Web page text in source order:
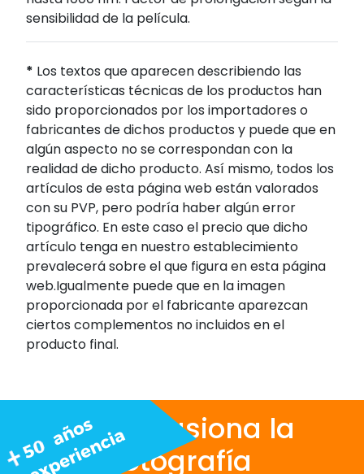
sensibilidad de la película.
* Los textos que aparecen describiendo las
características técnicas de los productos han
sido proporcionados por los importadores o
fabricantes de dichos productos y puede que en
algún aspecto no se correspondan con la
realidad de dicho producto. Así mismo, todos los
artículos de esta página web están valorados
con su PVP, pero podría haber algún error
tipográfico. En este caso el precio que dicho
artículo tenga en nuestro establecimiento
prevalecerá sobre el que figura en esta página
web.Igualmente puede que en la imagen
proporcionada por el fabricante aparezcan
ciertos complementos no incluidos en el
producto final.
Nos apasiona la
fotografía